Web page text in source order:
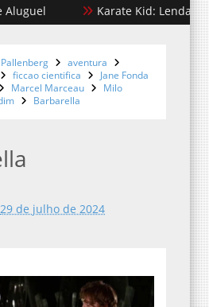
Karate Kid: Lendas
aventura
ficcao cientifica
Jane Fonda
Marcel Marceau
Milo
Barbarella
29 de julho de 2024